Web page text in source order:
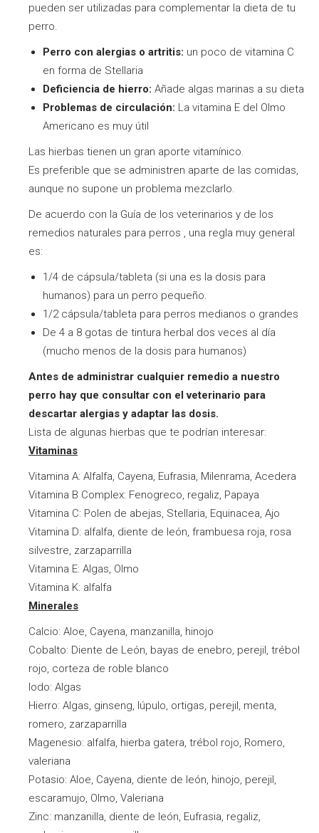
pueden ser utilizadas para complementar la dieta de tu
perro.
Perro con alergias o artritis: un poco de vitamina C
en forma de Stellaria
Deficiencia de hierro: Añade algas marinas a su dieta
Problemas de circulación: La vitamina E del Olmo
Americano es muy útil
Las hierbas tienen un gran aporte vitamínico.
Es preferible que se administren aparte de las comidas,
aunque no supone un problema mezclarlo.
De acuerdo con la Guía de los veterinarios y de los
remedios naturales para perros , una regla muy general
es:
1/4 de cápsula/tableta (si una es la dosis para
humanos) para un perro pequeño.
1/2 cápsula/tableta para perros medianos o grandes
De 4 a 8 gotas de tintura herbal dos veces al día
(mucho menos de la dosis para humanos)
Antes de administrar cualquier remedio a nuestro
perro hay que consultar con el veterinario para
descartar alergias y adaptar las dosis.
Lista de algunas hierbas que te podrían interesar:
Vitaminas
Vitamina A: Alfalfa, Cayena, Eufrasia, Milenrama, Acedera
Vitamina B Complex: Fenogreco, regaliz, Papaya
Vitamina C: Polen de abejas, Stellaria, Equinacea, Ajo
Vitamina D: alfalfa, diente de león, frambuesa roja, rosa
silvestre, zarzaparrilla
Vitamina E: Algas, Olmo
Vitamina K: alfalfa
Minerales
Calcio: Aloe, Cayena, manzanilla, hinojo
Cobalto: Diente de León, bayas de enebro, perejil, trébol
rojo, corteza de roble blanco
Iodo: Algas
Hierro: Algas, ginseng, lúpulo, ortigas, perejil, menta,
romero, zarzaparrilla
Magenesio: alfalfa, hierba gatera, trébol rojo, Romero,
valeriana
Potasio: Aloe, Cayena, diente de león, hinojo, perejil,
escaramujo, Olmo, Valeriana
Zinc: manzanilla, diente de león, Eufrasia, regaliz,